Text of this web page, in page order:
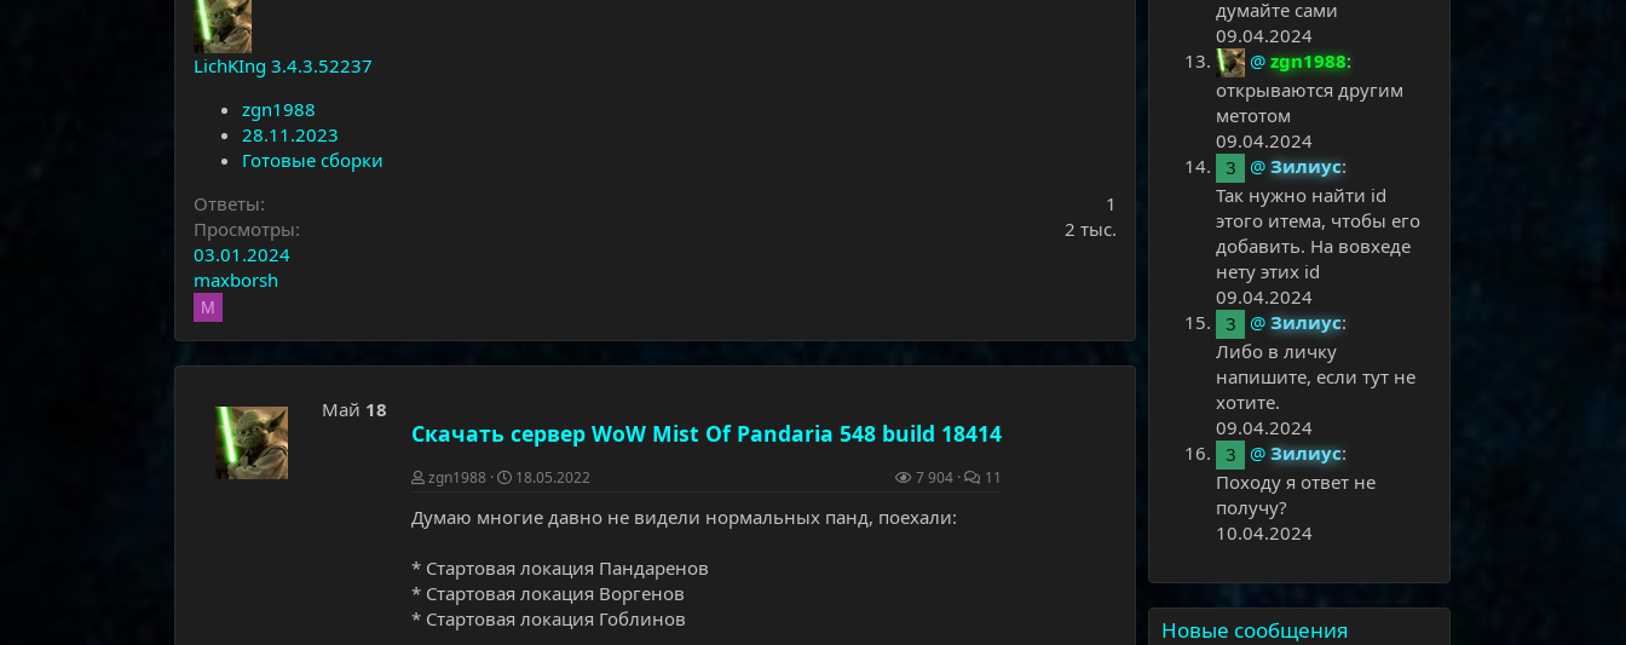
LichKIng 3.4.3.52237
zgn1988
28.11.2023
Готовые сборки
Ответы
1
Просмотры
2 тыс.
03.01.2024
maxborsh
M
Май 18
Скачать сервер WoW Mist Of Pandaria 548 build 18414
zgn1988 18.05.2022 7 904 11
Думаю многие давно не видели нормальных панд, поехали:
* Стартовая локация Пандаренов
* Стартовая локация Воргенов
* Стартовая локация Гоблинов
думайте сами
09.04.2024
@ zgn1988:
открываются другим
метотом
09.04.2024
З @ Зилиус:
Так нужно найти id
этого итема, чтобы его
добавить. На вовхеде
нету этих id
09.04.2024
З @ Зилиус:
Либо в личку
напишите, если тут не
хотите.
09.04.2024
З @ Зилиус:
Походу я ответ не
получу?
10.04.2024
Новые сообщения